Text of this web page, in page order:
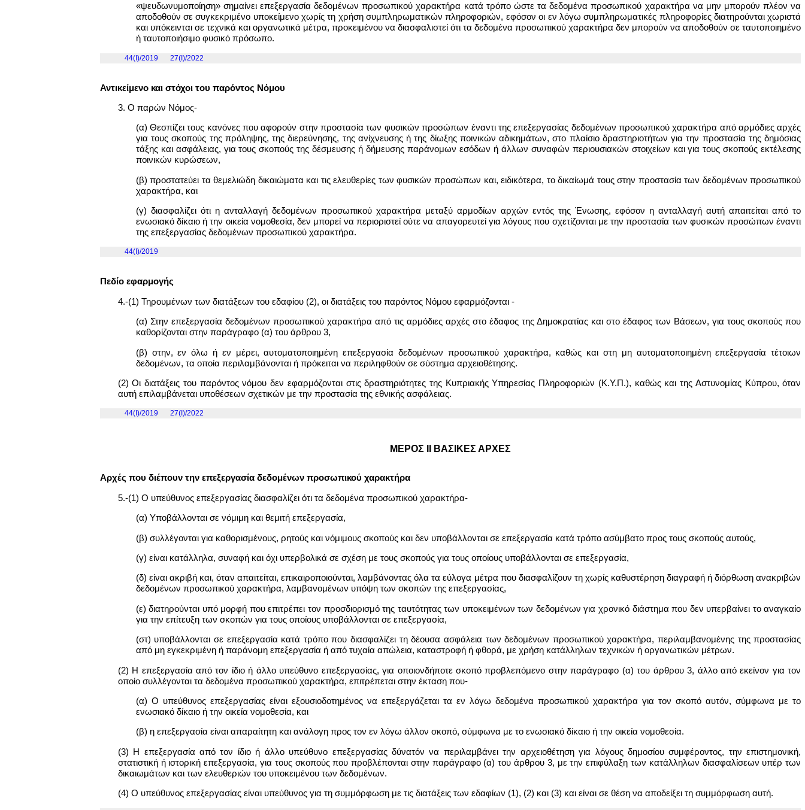
«ψευδωνυμοποίηση» σημαίνει επεξεργασία δεδομένων προσωπικού χαρακτήρα κατά τρόπο ώστε τα δεδομένα προσωπικού χαρακτήρα να μην μπορούν πλέον να
αποδοθούν σε συγκεκριμένο υποκείμενο χωρίς τη χρήση συμπληρωματικών πληροφοριών, εφόσον οι εν λόγω συμπληρωματικές πληροφορίες διατηρούνται χωριστά
και υπόκεινται σε τεχνικά και οργανωτικά μέτρα, προκειμένου να διασφαλιστεί ότι τα δεδομένα προσωπικού χαρακτήρα δεν μπορούν να αποδοθούν σε ταυτοποιημένο
ή ταυτοποιήσιμο φυσικό πρόσωπο.
44(I)/2019 27(I)/2022
Αντικείμενο και στόχοι του παρόντος Νόμου
3. Ο παρών Νόμος-
(α) Θεσπίζει τους κανόνες που αφορούν στην προστασία των φυσικών προσώπων έναντι της επεξεργασίας δεδομένων προσωπικού χαρακτήρα από αρμόδιες αρχές
για τους σκοπούς της πρόληψης, της διερεύνησης, της ανίχνευσης ή της δίωξης ποινικών αδικημάτων, στο πλαίσιο δραστηριοτήτων για την προστασία της δημόσιας
τάξης και ασφάλειας, για τους σκοπούς της δέσμευσης ή δήμευσης παράνομων εσόδων ή άλλων συναφών περιουσιακών στοιχείων και για τους σκοπούς εκτέλεσης
ποινικών κυρώσεων,
(β) προστατεύει τα θεμελιώδη δικαιώματα και τις ελευθερίες των φυσικών προσώπων και, ειδικότερα, το δικαίωμά τους στην προστασία των δεδομένων προσωπικού
χαρακτήρα, και
(γ) διασφαλίζει ότι η ανταλλαγή δεδομένων προσωπικού χαρακτήρα μεταξύ αρμοδίων αρχών εντός της Ένωσης, εφόσον η ανταλλαγή αυτή απαιτείται από το
ενωσιακό δίκαιο ή την οικεία νομοθεσία, δεν μπορεί να περιοριστεί ούτε να απαγορευτεί για λόγους που σχετίζονται με την προστασία των φυσικών προσώπων έναντι
της επεξεργασίας δεδομένων προσωπικού χαρακτήρα.
44(I)/2019
Πεδίο εφαρμογής
4.-(1) Τηρουμένων των διατάξεων του εδαφίου (2), οι διατάξεις του παρόντος Νόμου εφαρμόζονται -
(α) Στην επεξεργασία δεδομένων προσωπικού χαρακτήρα από τις αρμόδιες αρχές στο έδαφος της Δημοκρατίας και στο έδαφος των Βάσεων, για τους σκοπούς που
καθορίζονται στην παράγραφο (α) του άρθρου 3,
(β) στην, εν όλω ή εν μέρει, αυτοματοποιημένη επεξεργασία δεδομένων προσωπικού χαρακτήρα, καθώς και στη μη αυτοματοποιημένη επεξεργασία τέτοιων
δεδομένων, τα οποία περιλαμβάνονται ή πρόκειται να περιληφθούν σε σύστημα αρχειοθέτησης.
(2) Οι διατάξεις του παρόντος νόμου δεν εφαρμόζονται στις δραστηριότητες της Κυπριακής Υπηρεσίας Πληροφοριών (Κ.Υ.Π.), καθώς και της Αστυνομίας Κύπρου, όταν
αυτή επιλαμβάνεται υποθέσεων σχετικών με την προστασία της εθνικής ασφάλειας.
44(I)/2019 27(I)/2022
ΜΕΡΟΣ II ΒΑΣΙΚΕΣ ΑΡΧΕΣ
Αρχές που διέπουν την επεξεργασία δεδομένων προσωπικού χαρακτήρα
5.-(1) Ο υπεύθυνος επεξεργασίας διασφαλίζει ότι τα δεδομένα προσωπικού χαρακτήρα-
(α) Υποβάλλονται σε νόμιμη και θεμιτή επεξεργασία,
(β) συλλέγονται για καθορισμένους, ρητούς και νόμιμους σκοπούς και δεν υποβάλλονται σε επεξεργασία κατά τρόπο ασύμβατο προς τους σκοπούς αυτούς,
(γ) είναι κατάλληλα, συναφή και όχι υπερβολικά σε σχέση με τους σκοπούς για τους οποίους υποβάλλονται σε επεξεργασία,
(δ) είναι ακριβή και, όταν απαιτείται, επικαιροποιούνται, λαμβάνοντας όλα τα εύλογα μέτρα που διασφαλίζουν τη χωρίς καθυστέρηση διαγραφή ή διόρθωση ανακριβών
δεδομένων προσωπικού χαρακτήρα, λαμβανομένων υπόψη των σκοπών της επεξεργασίας,
(ε) διατηρούνται υπό μορφή που επιτρέπει τον προσδιορισμό της ταυτότητας των υποκειμένων των δεδομένων για χρονικό διάστημα που δεν υπερβαίνει το αναγκαίο
για την επίτευξη των σκοπών για τους οποίους υποβάλλονται σε επεξεργασία,
(στ) υποβάλλονται σε επεξεργασία κατά τρόπο που διασφαλίζει τη δέουσα ασφάλεια των δεδομένων προσωπικού χαρακτήρα, περιλαμβανομένης της προστασίας
από μη εγκεκριμένη ή παράνομη επεξεργασία ή από τυχαία απώλεια, καταστροφή ή φθορά, με χρήση κατάλληλων τεχνικών ή οργανωτικών μέτρων.
(2) Η επεξεργασία από τον ίδιο ή άλλο υπεύθυνο επεξεργασίας, για οποιονδήποτε σκοπό προβλεπόμενο στην παράγραφο (α) του άρθρου 3, άλλο από εκείνον για τον
οποίο συλλέγονται τα δεδομένα προσωπικού χαρακτήρα, επιτρέπεται στην έκταση που-
(α) Ο υπεύθυνος επεξεργασίας είναι εξουσιοδοτημένος να επεξεργάζεται τα εν λόγω δεδομένα προσωπικού χαρακτήρα για τον σκοπό αυτόν, σύμφωνα με το
ενωσιακό δίκαιο ή την οικεία νομοθεσία, και
(β) η επεξεργασία είναι απαραίτητη και ανάλογη προς τον εν λόγω άλλον σκοπό, σύμφωνα με το ενωσιακό δίκαιο ή την οικεία νομοθεσία.
(3) Η επεξεργασία από τον ίδιο ή άλλο υπεύθυνο επεξεργασίας δύνατόν να περιλαμβάνει την αρχειοθέτηση για λόγους δημοσίου συμφέροντος, την επιστημονική,
στατιστική ή ιστορική επεξεργασία, για τους σκοπούς που προβλέπονται στην παράγραφο (α) του άρθρου 3, με την επιφύλαξη των κατάλληλων διασφαλίσεων υπέρ των
δικαιωμάτων και των ελευθεριών του υποκειμένου των δεδομένων.
(4) Ο υπεύθυνος επεξεργασίας είναι υπεύθυνος για τη συμμόρφωση με τις διατάξεις των εδαφίων (1), (2) και (3) και είναι σε θέση να αποδείξει τη συμμόρφωση αυτή.